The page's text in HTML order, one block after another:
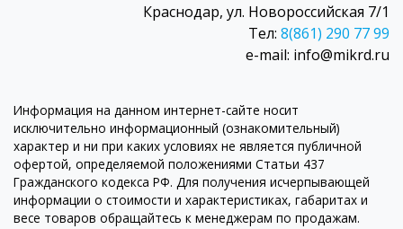
Краснодар, ул. Новороссийская 7/1
Тел: 8(861) 290 77 99
e-mail: info@mikrd.ru
Информация на данном интернет-сайте носит
исключительно информационный (ознакомительный)
характер и ни при каких условиях не является публичной
офертой, определяемой положениями Статьи 437
Гражданского кодекса РФ. Для получения исчерпывающей
информации о стоимости и характеристиках, габаритах и
весе товаров обращайтесь к менеджерам по продажам.